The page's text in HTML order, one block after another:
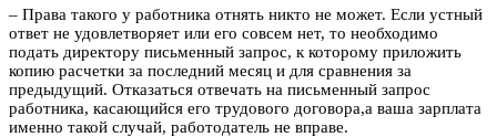
– Права такого у работника отнять никто не может. Если устный
ответ не удовлетворяет или его совсем нет, то необходимо
подать директору письменный запрос, к которому приложить
копию расчетки за последний месяц и для сравнения за
предыдущий. Отказаться отвечать на письменный запрос
работника, касающийся его трудового договора,а ваша зарплата
именно такой случай, работодатель не вправе.